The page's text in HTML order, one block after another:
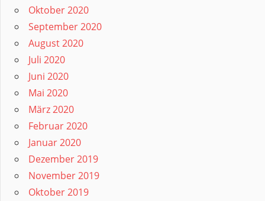
Oktober 2020
September 2020
August 2020
Juli 2020
Juni 2020
Mai 2020
März 2020
Februar 2020
Januar 2020
Dezember 2019
November 2019
Oktober 2019